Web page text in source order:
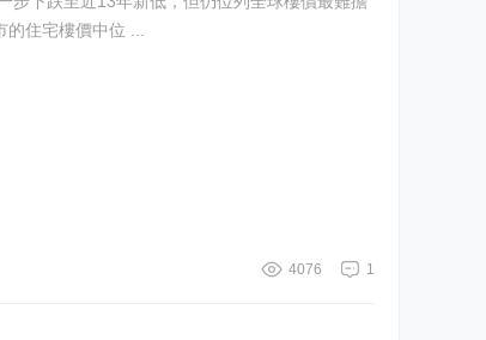
的住宅樓價中位 ...
1
4076